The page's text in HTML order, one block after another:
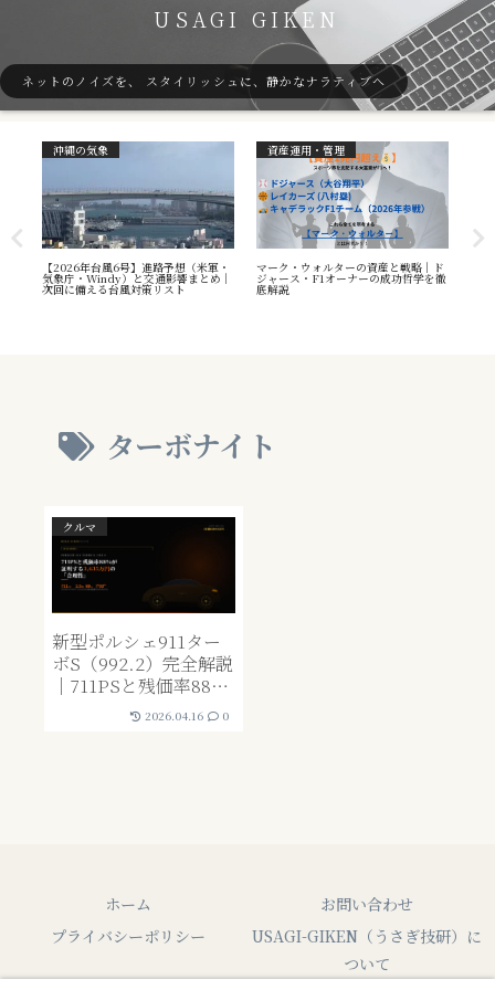
USAGI GIKEN
ネットのノイズを、 スタイリッシュに、静かなナラティブへ
沖縄の気象
【2026年台風6号】進路予想（米軍・
気象庁・Windy）と交通影響まとめ｜
次回に備える台風対策リスト
資産運用・管理
マーク・ウォルターの資産と戦略｜ド
ジャース・F1オーナーの成功哲学を徹
底解説
ターボナイト
クルマ
新型ポルシェ911ター
ボS（992.2）完全解説
｜711PSと残価率88%
が証明する「3,635万
円の合理性」【2026
2026.04.16 0
ホーム
お問い合わせ
プライバシーポリシー
USAGI-GIKEN（うさぎ技研）に
ついて